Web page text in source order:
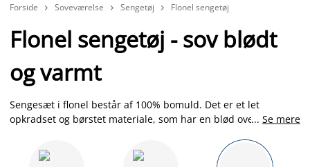
Forside  Soveværelse  Sengetøj  Flonel sengetøj
Flonel sengetøj - sov blødt
og varmt
Sengesæt i flonel består af 100% bomuld. Det er et let
opkradset og børstet materiale, som har en blød overflade og
nogle mennesker at sove med flonel om vinteren. Hos JYSK
kan du købe flonelsengetøj med mønstre til en almindelige
... Se mere